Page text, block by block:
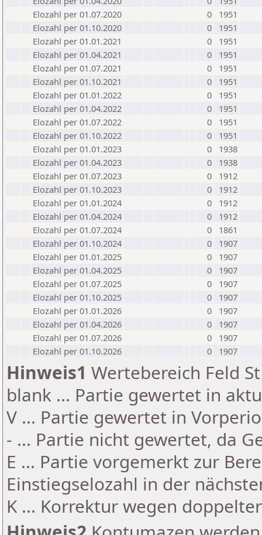
Elozahl per 01.07.2020
0
1951
Elozahl per 01.10.2020
0
1951
Elozahl per 01.01.2021
0
1951
Elozahl per 01.04.2021
0
1951
Elozahl per 01.07.2021
0
1951
Elozahl per 01.10.2021
0
1951
Elozahl per 01.01.2022
0
1951
Elozahl per 01.04.2022
0
1951
Elozahl per 01.07.2022
0
1951
Elozahl per 01.10.2022
0
1951
Elozahl per 01.01.2023
0
1938
Elozahl per 01.04.2023
0
1938
Elozahl per 01.07.2023
0
1912
Elozahl per 01.10.2023
0
1912
Elozahl per 01.01.2024
0
1912
Elozahl per 01.04.2024
0
1912
Elozahl per 01.07.2024
0
1861
Elozahl per 01.10.2024
0
1907
Elozahl per 01.01.2025
0
1907
Elozahl per 01.04.2025
0
1907
Elozahl per 01.07.2025
0
1907
Elozahl per 01.10.2025
0
1907
Elozahl per 01.01.2026
0
1907
Elozahl per 01.04.2026
0
1907
Elozahl per 01.07.2026
0
1907
Elozahl per 01.10.2026
0 1907
Hinweis1 Wertebereich Feld
blank ... Partie gewertet in
V ... Partie gewertet in
- ... Partie nicht gewertet, da
E ... Partie vorgemerkt zur
Einstiegselozahl in der
K ... Korrektur wegen